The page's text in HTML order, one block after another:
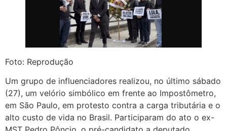
Foto: Reprodução
Um grupo de influenciadores realizou, no último sábado
(27), um velório simbólico em frente ao Impostômetro,
em São Paulo, em protesto contra a carga tributária e o
alto custo de vida no Brasil. Participaram do ato o ex-